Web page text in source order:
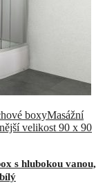
boxyMasážní
velikost 90 x 90
s hlubokou vanou,